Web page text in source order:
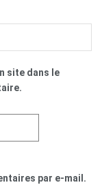
site dans le
par e-mail.